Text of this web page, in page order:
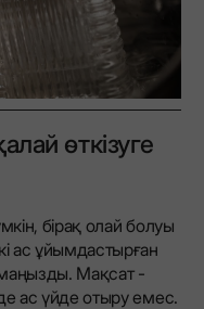
өткізуге
бірақ олай болуы
ас ұйымдастырған
Мақсат -
ас үйде отыру емес.